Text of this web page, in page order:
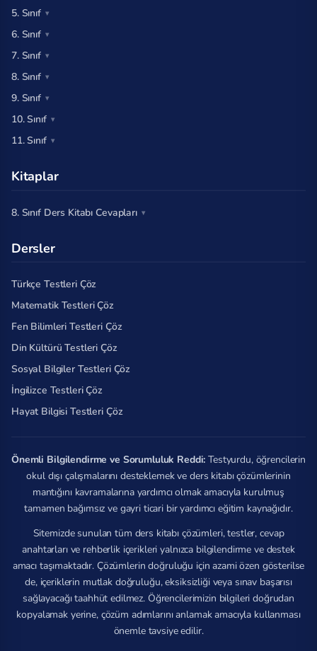
5. Sınıf
6. Sınıf
7. Sınıf
8. Sınıf
9. Sınıf
10. Sınıf
11. Sınıf
Kitaplar
8. Sınıf Ders Kitabı Cevapları
Dersler
Türkçe Testleri Çöz
Matematik Testleri Çöz
Fen Bilimleri Testleri Çöz
Din Kültürü Testleri Çöz
Sosyal Bilgiler Testleri Çöz
İngilizce Testleri Çöz
Hayat Bilgisi Testleri Çöz
Önemli Bilgilendirme ve Sorumluluk Reddi: Testyurdu, öğrencilerin
okul dışı çalışmalarını desteklemek ve ders kitabı çözümlerinin
mantığını kavramalarına yardımcı olmak amacıyla kurulmuş
tamamen bağımsız ve gayri ticari bir yardımcı eğitim kaynağıdır.
Sitemizde sunulan tüm ders kitabı çözümleri, testler, cevap
anahtarları ve rehberlik içerikleri yalnızca bilgilendirme ve destek
amacı taşımaktadır. Çözümlerin doğruluğu için azami özen gösterilse
de, içeriklerin mutlak doğruluğu, eksiksizliği veya sınav başarısı
sağlayacağı taahhüt edilmez. Öğrencilerimizin bilgileri doğrudan
kopyalamak yerine, çözüm adımlarını anlamak amacıyla kullanması
önemle tavsiye edilir.